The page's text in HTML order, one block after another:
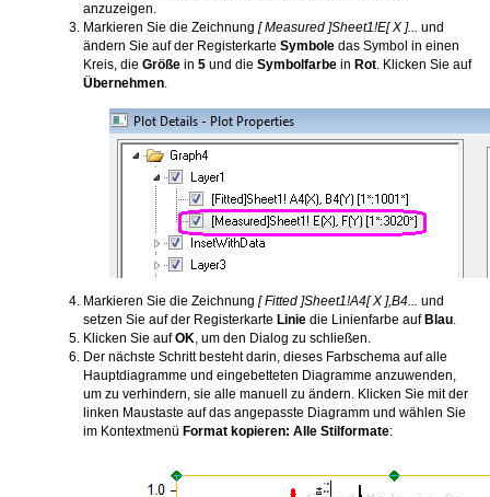
anzuzeigen.
Markieren Sie die Zeichnung [ Measured ]Sheet1!E[ X ]... und
ändern Sie auf der Registerkarte Symbole das Symbol in einen
Kreis, die Größe in 5 und die Symbolfarbe in Rot. Klicken Sie auf
Übernehmen.
Markieren Sie die Zeichnung [ Fitted ]Sheet1!A4[ X ],B4... und
setzen Sie auf der Registerkarte Linie die Linienfarbe auf Blau.
Klicken Sie aufOK, um den Dialog zu schließen.
Der nächste Schritt besteht darin, dieses Farbschema auf alle
Hauptdiagramme und eingebetteten Diagramme anzuwenden,
um zu verhindern, sie alle manuell zu ändern. Klicken Sie mit der
linken Maustaste auf das angepasste Diagramm und wählen Sie
im Kontextmenü Format kopieren: Alle Stilformate: